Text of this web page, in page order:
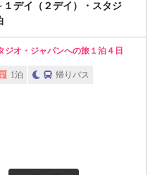
１デイ（２デイ）・スタジ
ジオ・ジャパンへの旅１泊４日
1泊 帰りバス